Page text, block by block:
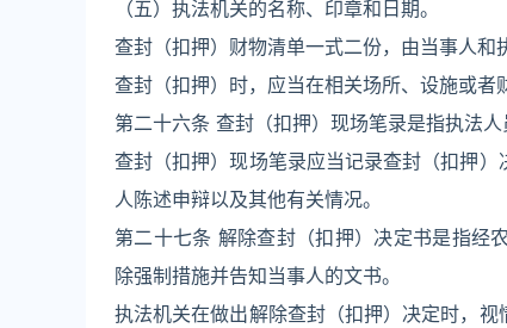
（五）执法机关的名称、印章和日期。
查封（扣押）财物清单一式二份，由当事人和
查封（扣押）时，应当在相关场所、设施或者
第二十六条 查封（扣押）现场笔录是指执法
查封（扣押）现场笔录应当记录查封（扣押
人陈述申辩以及其他有关情况。
第二十七条 解除查封（扣押）决定书是指经
除强制措施并告知当事人的文书。
执法机关在做出解除查封（扣押）决定时，